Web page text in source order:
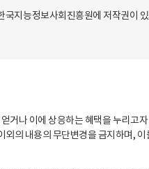
지능정보사회진흥원에 저작권이
거나 이에 상응하는 혜택을 누리고
의 내용의 무단변경을 금지하며, 이